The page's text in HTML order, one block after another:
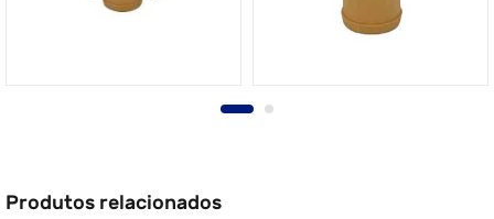
Produtos relacionados